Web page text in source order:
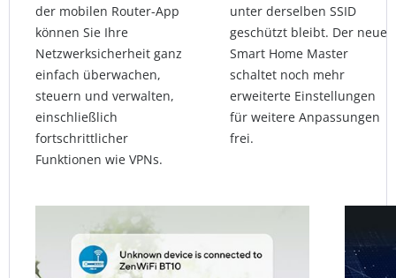
der mobilen Router-App
können Sie Ihre
Netzwerksicherheit ganz
einfach überwachen,
steuern und verwalten,
einschließlich
fortschrittlicher
Funktionen wie VPNs.
unter derselben SSID
geschützt bleibt. Der neue
Smart Home Master
schaltet noch mehr
erweiterte Einstellungen
für weitere Anpassungen
frei.